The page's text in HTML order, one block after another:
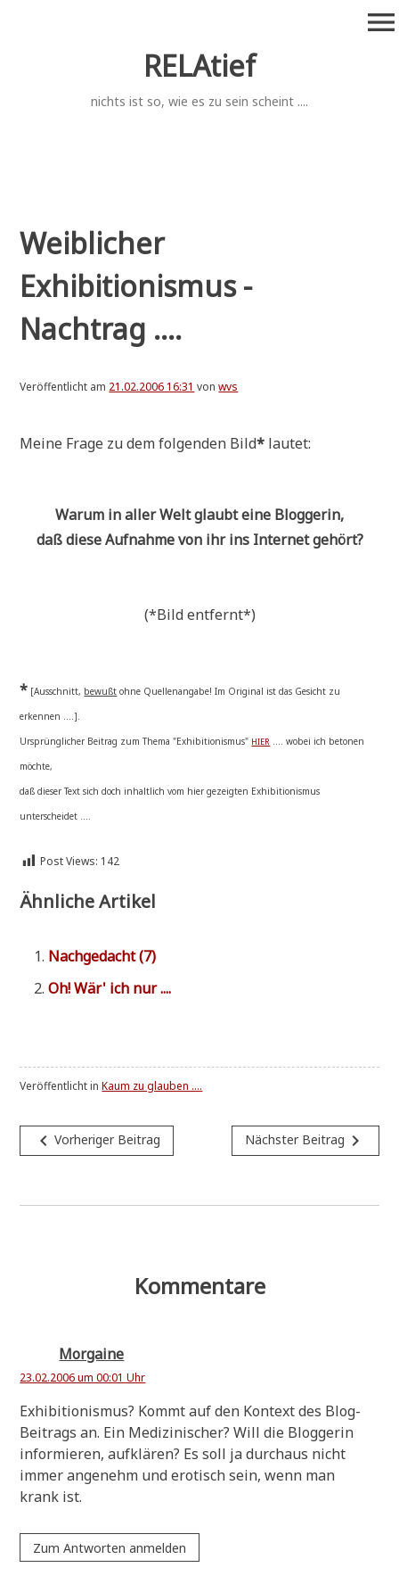
RELAtief
nichts ist so, wie es zu sein scheint ....
menu
Weiblicher
Exhibitionismus -
Nachtrag ....
Veröffentlicht am 21.02.2006 16:31 vonwvs
Mei­ne Fra­ge zu dem fol­gen­den Bild* lautet:
War­um in aller Welt glaubt eine Bloggerin,
daß die­se Auf­nah­me von ihr ins Inter­net gehört?
(*Bild ent­fernt*)
* [Aus­schnitt, bewußt ohne Quel­len­an­ga­be! Im Ori­gi­nal ist das Gesicht zu
erkennen ....].
Ursprüng­li­cher Bei­trag zum The­ma "Exhi­bi­tio­nis­mus" HIER .... wobei ich beto­nen
möchte,
daß die­ser Text sich doch inhalt­lich vom hier gezeig­ten Exhi­bi­tio­nis­mus
unterscheidet ....
Post Views: 142
Ähnliche Artikel
Nach­ge­dacht (7)
Oh! Wär' ich nur ....
Veröffentlicht inKaum zu glauben ....
Beitragsnavigation
navigate_beforeVorheriger Beitrag Nächster Beitrag navigate_next
Kommentare
Morgaine
23.02.2006 um 00:01 Uhr
Exhi­bi­tio­nis­mus? Kommt auf den Kon­text des Blog-
Bei­trags an. Ein Medi­zi­ni­scher? Will die Blog­ge­rin
infor­mie­ren, auf­klä­ren? Es soll ja durch­aus nicht
immer ange­nehm und ero­tisch sein, wenn man
krank ist.
Zum Antworten anmelden